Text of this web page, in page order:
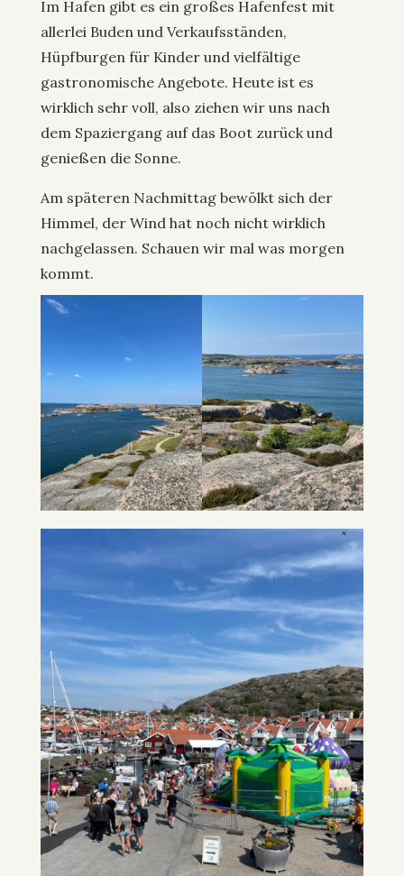
Im Hafen gibt es ein großes Hafenfest mit
allerlei Buden und Verkaufsständen,
Hüpfburgen für Kinder und vielfältige
gastronomische Angebote. Heute ist es
wirklich sehr voll, also ziehen wir uns nach
dem Spaziergang auf das Boot zurück und
genießen die Sonne.
Am späteren Nachmittag bewölkt sich der
Himmel, der Wind hat noch nicht wirklich
nachgelassen. Schauen wir mal was morgen
kommt.